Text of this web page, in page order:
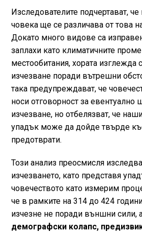
Изследователите подчертават, че
човека ще се различава от това
Докато много видове са
заплахи като климатичните
местообитания, хората изглежда
изчезване поради вътрешни
така предупреждават, че
носи отговорност за евентуално
изчезване, но отбелязват, че
упадък може да дойде твърде
предотврати.
Този анализ преосмисля
изчезването, като представя
човечеството като измерим
че в рамките на 314 до 424
изчезне не поради външни сили,
демографски колапс,